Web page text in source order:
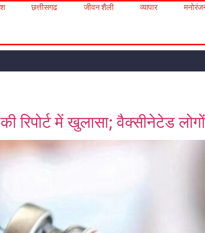
छत्तीसगढ जीवन शैली व्यापार
रिपोर्ट में खुलासा; वैक्सीनेटेड